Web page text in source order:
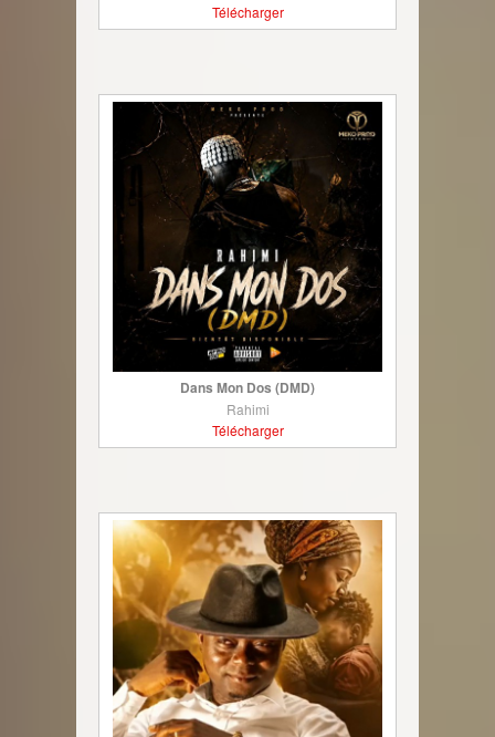
Télécharger
Dans Mon Dos (DMD)
Rahimi
Télécharger